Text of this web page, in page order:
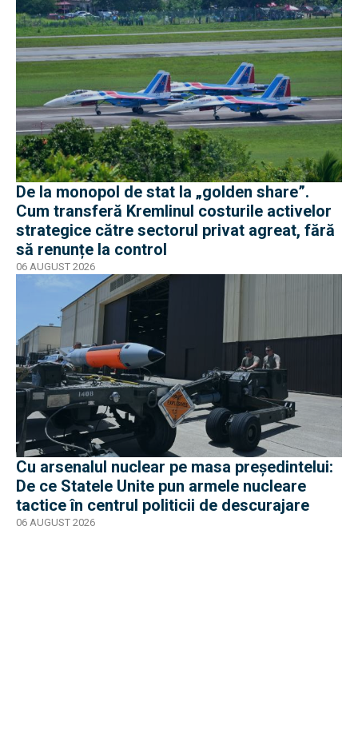
De la monopol de stat la „golden share”.
Cum transferă Kremlinul costurile activelor
strategice către sectorul privat agreat, fără
să renunțe la control
06 AUGUST 2026
Cu arsenalul nuclear pe masa preşedintelui:
De ce Statele Unite pun armele nucleare
tactice în centrul politicii de descurajare
06 AUGUST 2026